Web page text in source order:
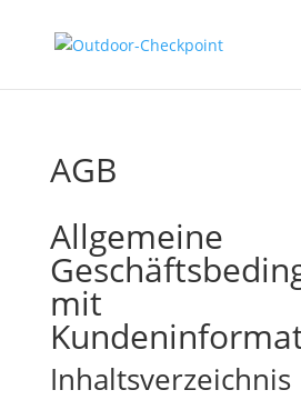
AGB
Allgemeine
mit
Inhaltsverzeichnis